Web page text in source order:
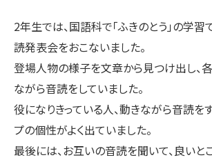
2年生では、国語科で「ふきのとう」の学習
読発表会をおこないました。
登場人物の様子を文章から見つけ出し、
ながら音読をしていました。
役になりきっている人、動きながら音読を
プの個性がよく出ていました。
最後には、お互いの音読を聞いて、良いと